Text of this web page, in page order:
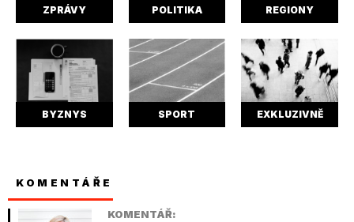
ZPRÁVY POLITIKA REGIONY
BYZNYS SPORT EXKLUZIVNĚ
KOMENTÁŘE
KOMENTÁŘ: